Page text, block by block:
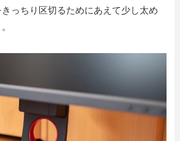
っちり区切るためにあえて少し太め